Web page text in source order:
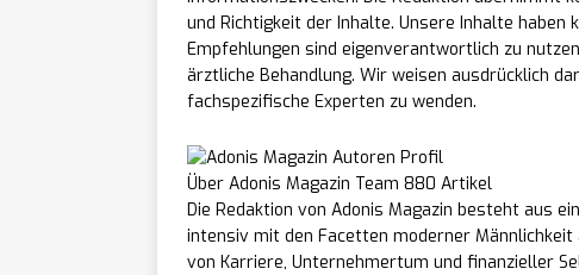
und Richtigkeit der Inhalte. Unsere Inhalte
Empfehlungen sind eigenverantwortlich zu
ärztliche Behandlung. Wir weisen ausdrücklich
fachspezifische Experten zu wenden.
Über Adonis Magazin Team 880 Artikel
Die Redaktion von Adonis Magazin besteht aus
intensiv mit den Facetten moderner
von Karriere, Unternehmertum und finanzieller